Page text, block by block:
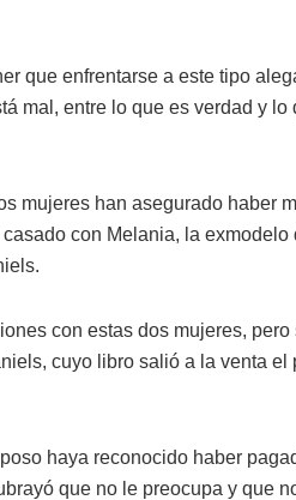
que enfrentarse a este tipo
mal, entre lo que es verdad y lo
mujeres han asegurado haber
con Melania, la exmodelo
con estas dos mujeres, pero
cuyo libro salió a la venta el
haya reconocido haber
que no le preocupa y que